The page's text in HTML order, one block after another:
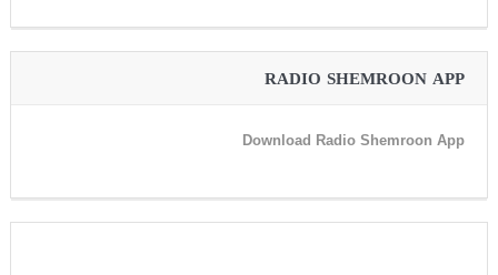
RADIO SHEMROON APP
Download Radio Shemroon App